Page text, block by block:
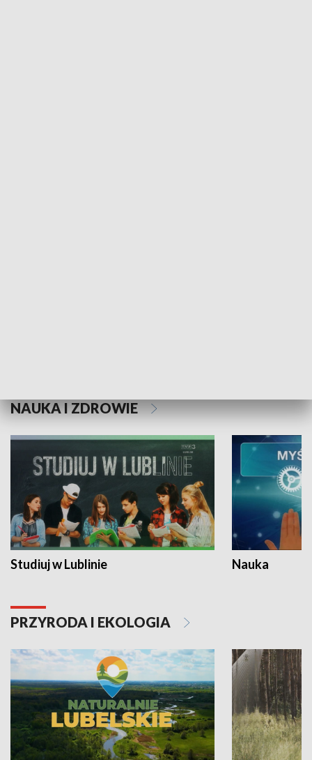
NAUKA I ZDROWIE
Studiuj w Lublinie Nauka
PRZYRODA I EKOLOGIA